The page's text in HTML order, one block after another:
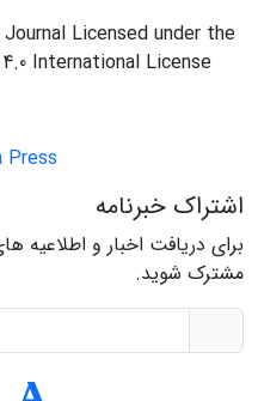
Licensed under the
International License
Press
اشتراک خبرنامه
برای دریافت اخبار و اطلاعیه
مشترک شوید.